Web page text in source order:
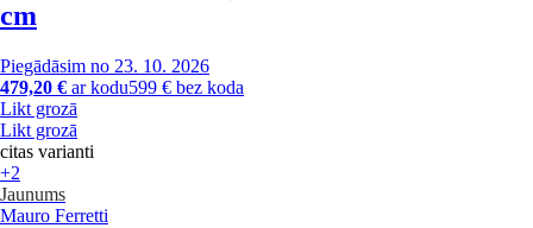
cm
Piegādāsim no 23. 10. 2026
479,20 € ar kodu599 € bez koda
Likt grozā
Likt grozā
citas varianti
+2
Jaunums
Mauro Ferretti